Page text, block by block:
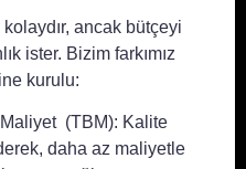
ancak bütçeyi
ister. Bizim farkımız
kurulu:
Maliyet (TBM): Kalite
daha az maliyetle